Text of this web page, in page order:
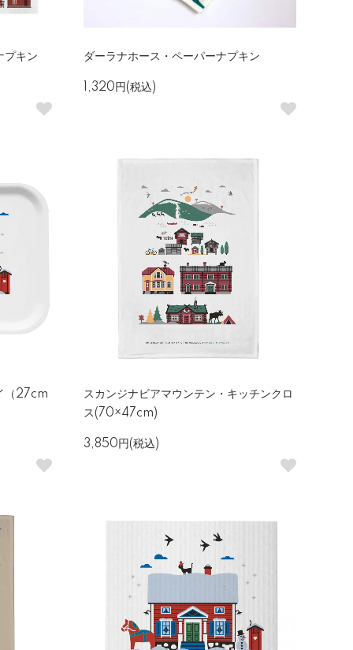
プキン ダーラナホース・ペーパーナプキン
1,320円(税込)
（27cm
スカンジナビアマウンテン・キッチンクロ
ス(70×47cm)
3,850円(税込)